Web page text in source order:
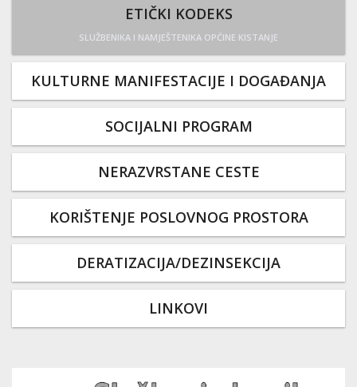
ETIČKI KODEKS
SLUŽBENIKA I NAMJEŠTENIKA OPĆINE KISTANJE
KULTURNE MANIFESTACIJE I DOGAĐANJA
SOCIJALNI PROGRAM
NERAZVRSTANE CESTE
KORIŠTENJE POSLOVNOG PROSTORA
DERATIZACIJA/DEZINSEKCIJA
LINKOVI